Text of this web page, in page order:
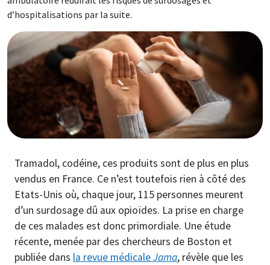
d’hospitalisations par la suite.
Image
Tramadol, codéine, ces produits sont de plus en plus
vendus en France. Ce n’est toutefois rien à côté des
Etats-Unis où, chaque jour, 115 personnes meurent
d’un surdosage dû aux opioïdes. La prise en charge
de ces malades est donc primordiale. Une étude
récente, menée par des chercheurs de Boston et
publiée dans la revue médicaleJama, révèle que les